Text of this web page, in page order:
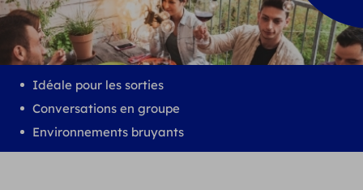
Idéale pour les sorties
Conversations en groupe
Environnements bruyants